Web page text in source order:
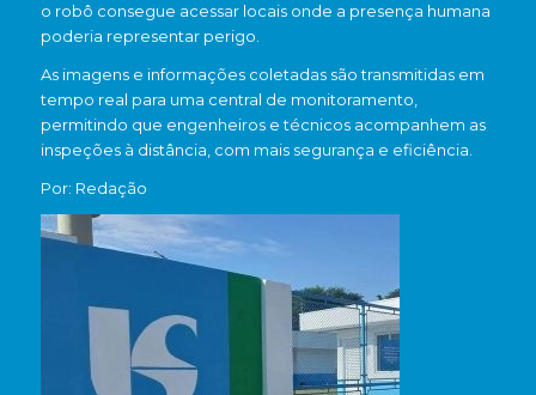
o robô consegue acessar locais onde a presença humana
poderia representar perigo.
As imagens e informações coletadas são transmitidas em
tempo real para uma central de monitoramento,
permitindo que engenheiros e técnicos acompanhem as
inspeções à distância, com mais segurança e eficiência.
Por: Redação